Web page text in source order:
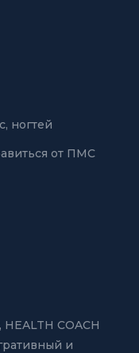
ногтей
от ПМС
COACH
и